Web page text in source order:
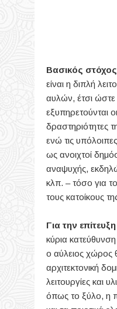
Βασικός
είναι η διπλή
αυλών, έτσι ώστε
εξυπηρετούνται
δραστηριότητες
ενώ τις
ως ανοιχτοί
αναψυχής,
κλπ. – τόσο για
τους κατοίκους
Για την
κύρια κατεύθυνση
ο αύλειος χώρος
αρχιτεκτονική
λειτουργίες και
όπως το ξύλο, η